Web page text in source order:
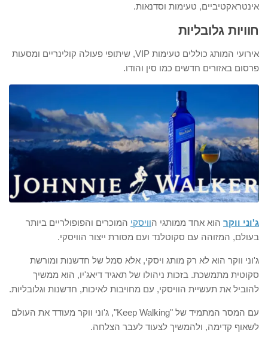
אינטראקטיביים, טעימות וסדנאות.
חוויות גלובליות
אירועי המותג כוללים טעימות VIP, שיתופי פעולה קולינריים ומסעות
פרסום באזורים חדשים כמו סין והודו.
ג'וני ווקר הוא אחד ממותגי הוויסקי המוכרים והפופולריים ביותר
בעולם, המזוהה עם סקוטלנד ועם מסורת ייצור הוויסקי.
ג'וני ווקר הוא לא רק מותג ויסקי, אלא סמל של חדשנות ומורשת
סקוטית מתמשכת. בזכות ניהולו של תאגיד דיאג'יו, הוא ממשיך
להוביל את תעשיית הוויסקי, עם מחויבות לאיכות, חדשנות וגלובליות.
עם המסר המתמיד של "Keep Walking", ג'וני ווקר מעודד את העולם
לשאוף קדימה, ולהמשיך לצעוד לעבר הצלחה.